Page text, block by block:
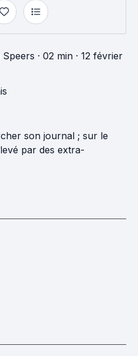
Speers · 02 min · 12 février
son journal ; sur le
par des extra-